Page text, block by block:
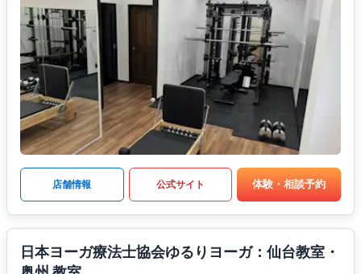
店舗情報 公式サイト 体験・相談予約
日本ヨーガ療法士協会ゆるりヨーガ：仙台教室・